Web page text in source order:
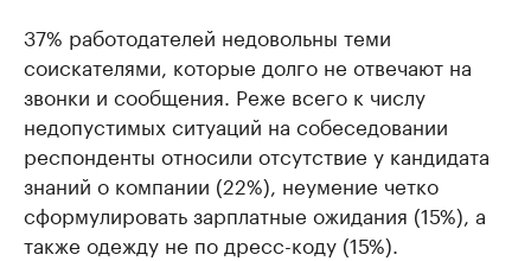
37% работодателей недовольны теми
соискателями, которые долго не отвечают на
звонки и сообщения. Реже всего к числу
недопустимых ситуаций на собеседовании
респонденты относили отсутствие у кандидата
знаний о компании (22%), неумение четко
сформулировать зарплатные ожидания (15%), а
также одежду не по дресс-коду (15%).